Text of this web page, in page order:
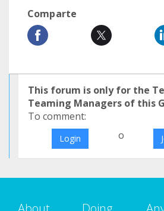
Comparte
This forum is only for the
Teaming Managers of this
To comment:
Login o